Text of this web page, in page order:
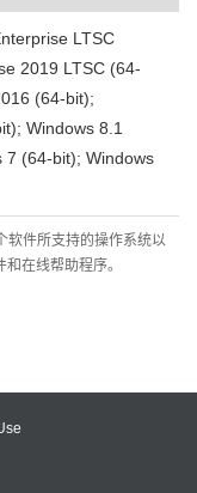
LTSC
2019 LTSC (64-
(64-bit);
Windows 8.1
7 (64-bit); Windows
软件所支持的操作系统以
在线帮助程序。